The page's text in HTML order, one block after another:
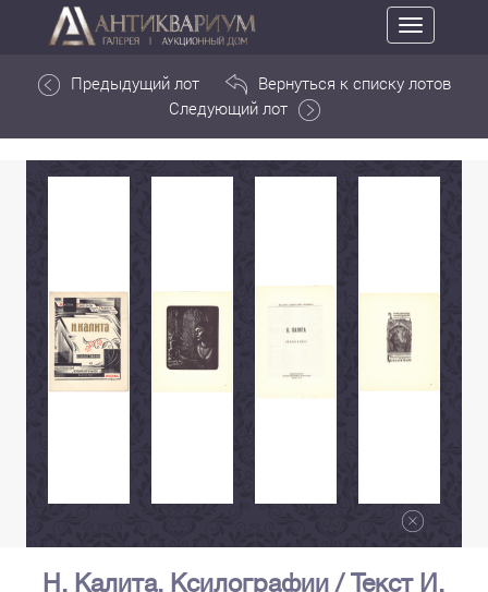
Toggle
navigation
Предыдущий лот
Вернуться к списку лотов
Следующий лот
Н. Калита. Ксилографии / Текст И.